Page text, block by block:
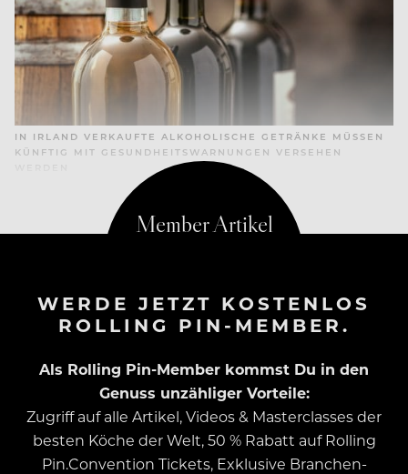
IN IRLAND VERKAUFTE ALKOHOLISCHE GETRÄNKE MÜSSEN
KÜNFTIG MIT GESUNDHEITSWARNUNGEN VERSEHEN
WERDE JETZT KOSTENLOS
ROLLING PIN-MEMBER.
Als Rolling Pin-Member kommst Du in den
Genuss unzähliger Vorteile:
Zugriff auf alle Artikel, Videos & Masterclasses der
besten Köche der Welt, 50 % Rabatt auf Rolling
Pin.Convention Tickets, Exklusive Branchen-